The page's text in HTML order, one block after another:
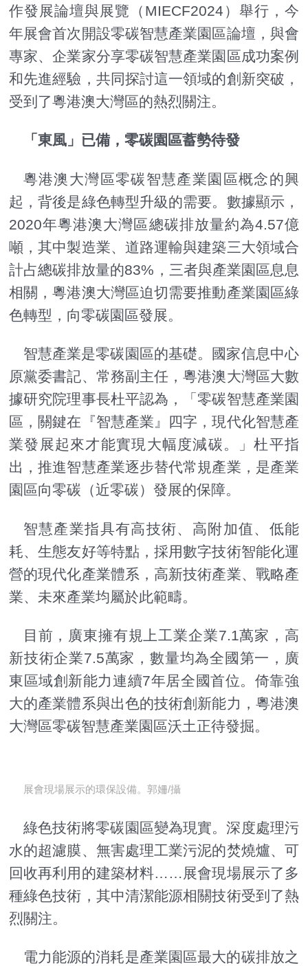
作發展論壇與展覽（MIECF2024）舉行，今
年展會首次開設零碳智慧產業園區論壇，與會
專家、企業家分享零碳智慧產業園區成功案例
和先進經驗，共同探討這一領域的創新突破，
受到了粵港澳大灣區的熱烈關注。
「東風」已備，零碳園區蓄勢待發
粵港澳大灣區零碳智慧產業園區概念的興
起，背後是綠色轉型升級的需要。數據顯示，
2020年粵港澳大灣區總碳排放量約為4.57億
噸，其中製造業、道路運輸與建築三大領域合
計占總碳排放量的83%，三者與產業園區息息
相關，粵港澳大灣區迫切需要推動產業園區綠
色轉型，向零碳園區發展。
智慧產業是零碳園區的基礎。國家信息中心
原黨委書記、常務副主任，粵港澳大灣區大數
據研究院理事長杜平認為，「零碳智慧產業園
區，關鍵在『智慧產業』四字，現代化智慧產
業發展起來才能實現大幅度減碳。」杜平指
出，推進智慧產業逐步替代常規產業，是產業
園區向零碳（近零碳）發展的保障。
智慧產業指具有高技術、高附加值、低能
耗、生態友好等特點，採用數字技術智能化運
營的現代化產業體系，高新技術產業、戰略產
業、未來產業均屬於此範疇。
目前，廣東擁有規上工業企業7.1萬家，高
新技術企業7.5萬家，數量均為全國第一，廣
東區域創新能力連續7年居全國首位。倚靠強
大的產業體系與出色的技術創新能力，粵港澳
大灣區零碳智慧產業園區沃土正待發掘。
展會現場展示的環保設備。郭姍/攝
綠色技術將零碳園區變為現實。深度處理污
水的超濾膜、無害處理工業污泥的焚燒爐、可
回收再利用的建築材料……展會現場展示了多
種綠色技術，其中清潔能源相關技術受到了熱
烈關注。
電力能源的消耗是產業園區最大的碳排放之